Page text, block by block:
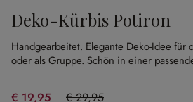
Deko-Kürbis Potiron
Handgearbeitet. Elegante Deko-Idee für
oder als Gruppe. Schön in einer
€ 19,95 € 29,95